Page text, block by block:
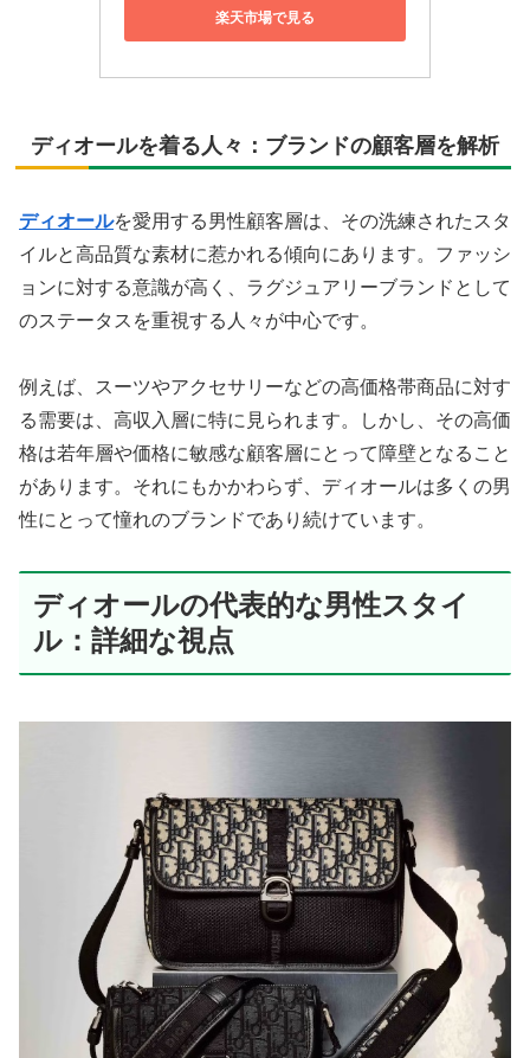
楽天市場で見る
ディオールを着る人々：ブランドの顧客層を解析
ディオールを愛用する男性顧客層は、その洗練されたスタ
イルと高品質な素材に惹かれる傾向にあります。ファッシ
ョンに対する意識が高く、ラグジュアリーブランドとして
のステータスを重視する人々が中心です。
例えば、スーツやアクセサリーなどの高価格帯商品に対す
る需要は、高収入層に特に見られます。しかし、その高価
格は若年層や価格に敏感な顧客層にとって障壁となること
があります。それにもかかわらず、ディオールは多くの男
性にとって憧れのブランドであり続けています。
ディオールの代表的な男性スタイ
ル：詳細な視点